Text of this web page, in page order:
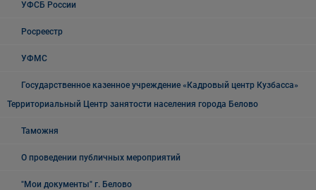
УФСБ России
Росреестр
УФМС
Государственное казенное учреждение «Кадровый центр Кузбасса»
Территориальный Центр занятости населения города Белово
Таможня
О проведении публичных мероприятий
"Мои документы" г. Белово